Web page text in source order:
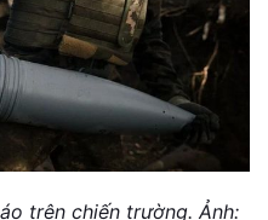
trên chiến trường. Ảnh: